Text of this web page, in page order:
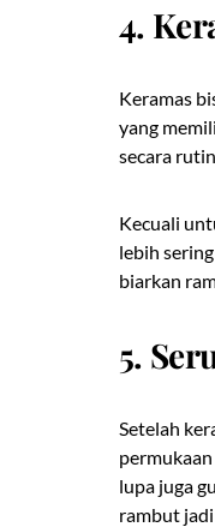
4.
Keramas
yang
secara
Kecuali
lebih
biarkan
5.
Setelah
lupa juga
rambut